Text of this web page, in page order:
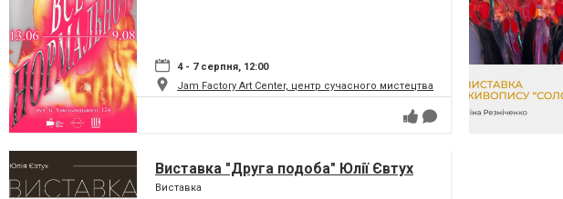
4 - 7 серпня, 12:00
Jam Factory Art Center, центр сучасного мистецтва
Виставка "Друга подоба" Юлії Євтух
Виставка